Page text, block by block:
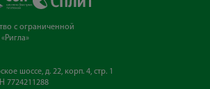
с ограниченной
шоссе, д. 22, корп. 4, стр. 1
7724211288